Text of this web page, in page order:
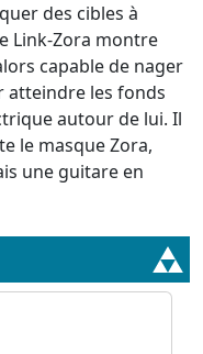
des cibles à
Link-Zora montre
capable de nager
atteindre les fonds
autour de lui. Il
le masque Zora,
une guitare en